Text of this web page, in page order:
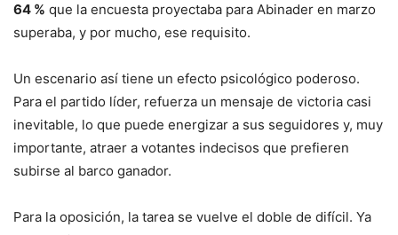
64 % que la encuesta proyectaba para Abinader en marzo
superaba, y por mucho, ese requisito.
Un escenario así tiene un efecto psicológico poderoso.
Para el partido líder, refuerza un mensaje de victoria casi
inevitable, lo que puede energizar a sus seguidores y, muy
importante, atraer a votantes indecisos que prefieren
subirse al barco ganador.
Para la oposición, la tarea se vuelve el doble de difícil. Ya